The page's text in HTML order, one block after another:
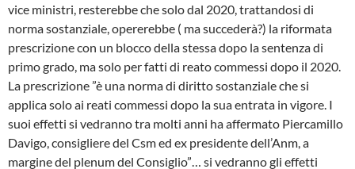
vice ministri, resterebbe che solo dal 2020, trattandosi di
norma sostanziale, opererebbe ( ma succederà?) la riformata
prescrizione con un blocco della stessa dopo la sentenza di
primo grado, ma solo per fatti di reato commessi dopo il 2020.
La prescrizione ”è una norma di diritto sostanziale che si
applica solo ai reati commessi dopo la sua entrata in vigore. I
suoi effetti si vedranno tra molti anni ha affermato Piercamillo
Davigo, consigliere del Csm ed ex presidente dell’Anm, a
margine del plenum del Consiglio”… si vedranno gli effetti